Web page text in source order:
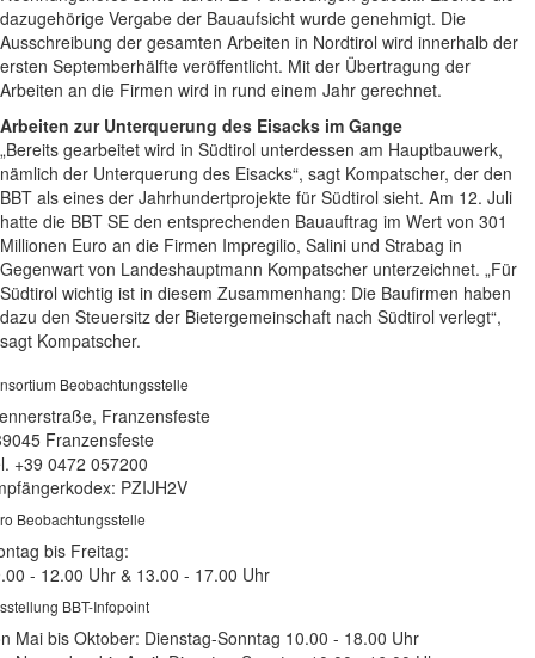
dazugehörige Vergabe der Bauaufsicht wurde genehmigt. Die
Ausschreibung der gesamten Arbeiten in Nordtirol wird innerhalb der
ersten Septemberhälfte veröffentlicht. Mit der Übertragung der
Arbeiten an die Firmen wird in rund einem Jahr gerechnet.
Arbeiten zur Unterquerung des Eisacks im Gange
„Bereits gearbeitet wird in Südtirol unterdessen am Hauptbauwerk,
nämlich der Unterquerung des Eisacks“, sagt Kompatscher, der den
BBT als eines der Jahrhundertprojekte für Südtirol sieht. Am 12. Juli
hatte die BBT SE den entsprechenden Bauauftrag im Wert von 301
Millionen Euro an die Firmen Impregilio, Salini und Strabag in
Gegenwart von Landeshauptmann Kompatscher unterzeichnet. „Für
Südtirol wichtig ist in diesem Zusammenhang: Die Baufirmen haben
dazu den Steuersitz der Bietergemeinschaft nach Südtirol verlegt“,
sagt Kompatscher.
Beobachtungsstelle
Franzensfeste
Franzensfeste
+39 0472 057200
PZIJH2V
Beobachtungsstelle
bis Freitag:
- 12.00 Uhr & 13.00 - 17.00 Uhr
BBT-Infopoint
Mai bis Oktober: Dienstag-Sonntag 10.00 - 18.00 Uhr